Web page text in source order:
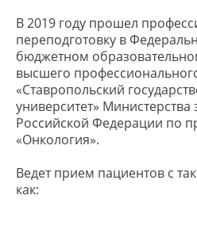
В 2019 году прошел
переподготовку в
бюджетном
высшего
«Ставропольский
университет»
Российской Федерации по
«Онкология».
Ведет прием пациентов с
как: